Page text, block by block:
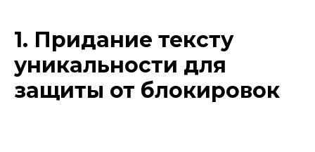
1. Придание тексту
уникальности для
защиты от блокировок